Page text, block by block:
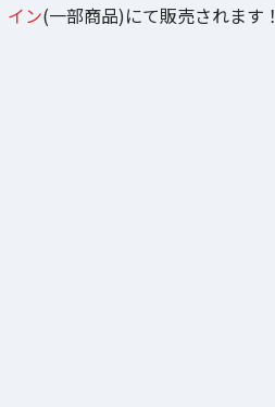
イン(一部商品)にて販売されます！